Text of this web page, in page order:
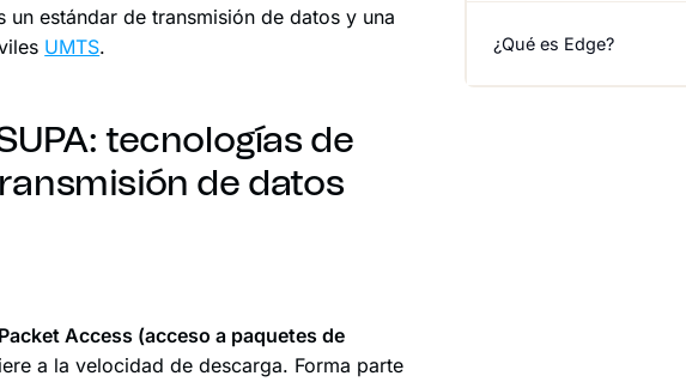
un estándar de transmisión de datos y una
UMTS.
tecnologías de
de datos
Access (acceso a paquetes de
a la velocidad de descarga. Forma parte
¿Qué es Edge?